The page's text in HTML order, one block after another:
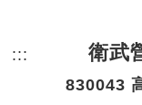
::: 頁尾網站資訊
衛武
830043